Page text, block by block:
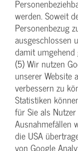
werden. Soweit
Personenbezug
ausgeschlossen
damit umgehend
(5) Wir nutzen
unserer Website
verbessern zu
Statistiken
für Sie als
Ausnahmefällen
die USA
von Google